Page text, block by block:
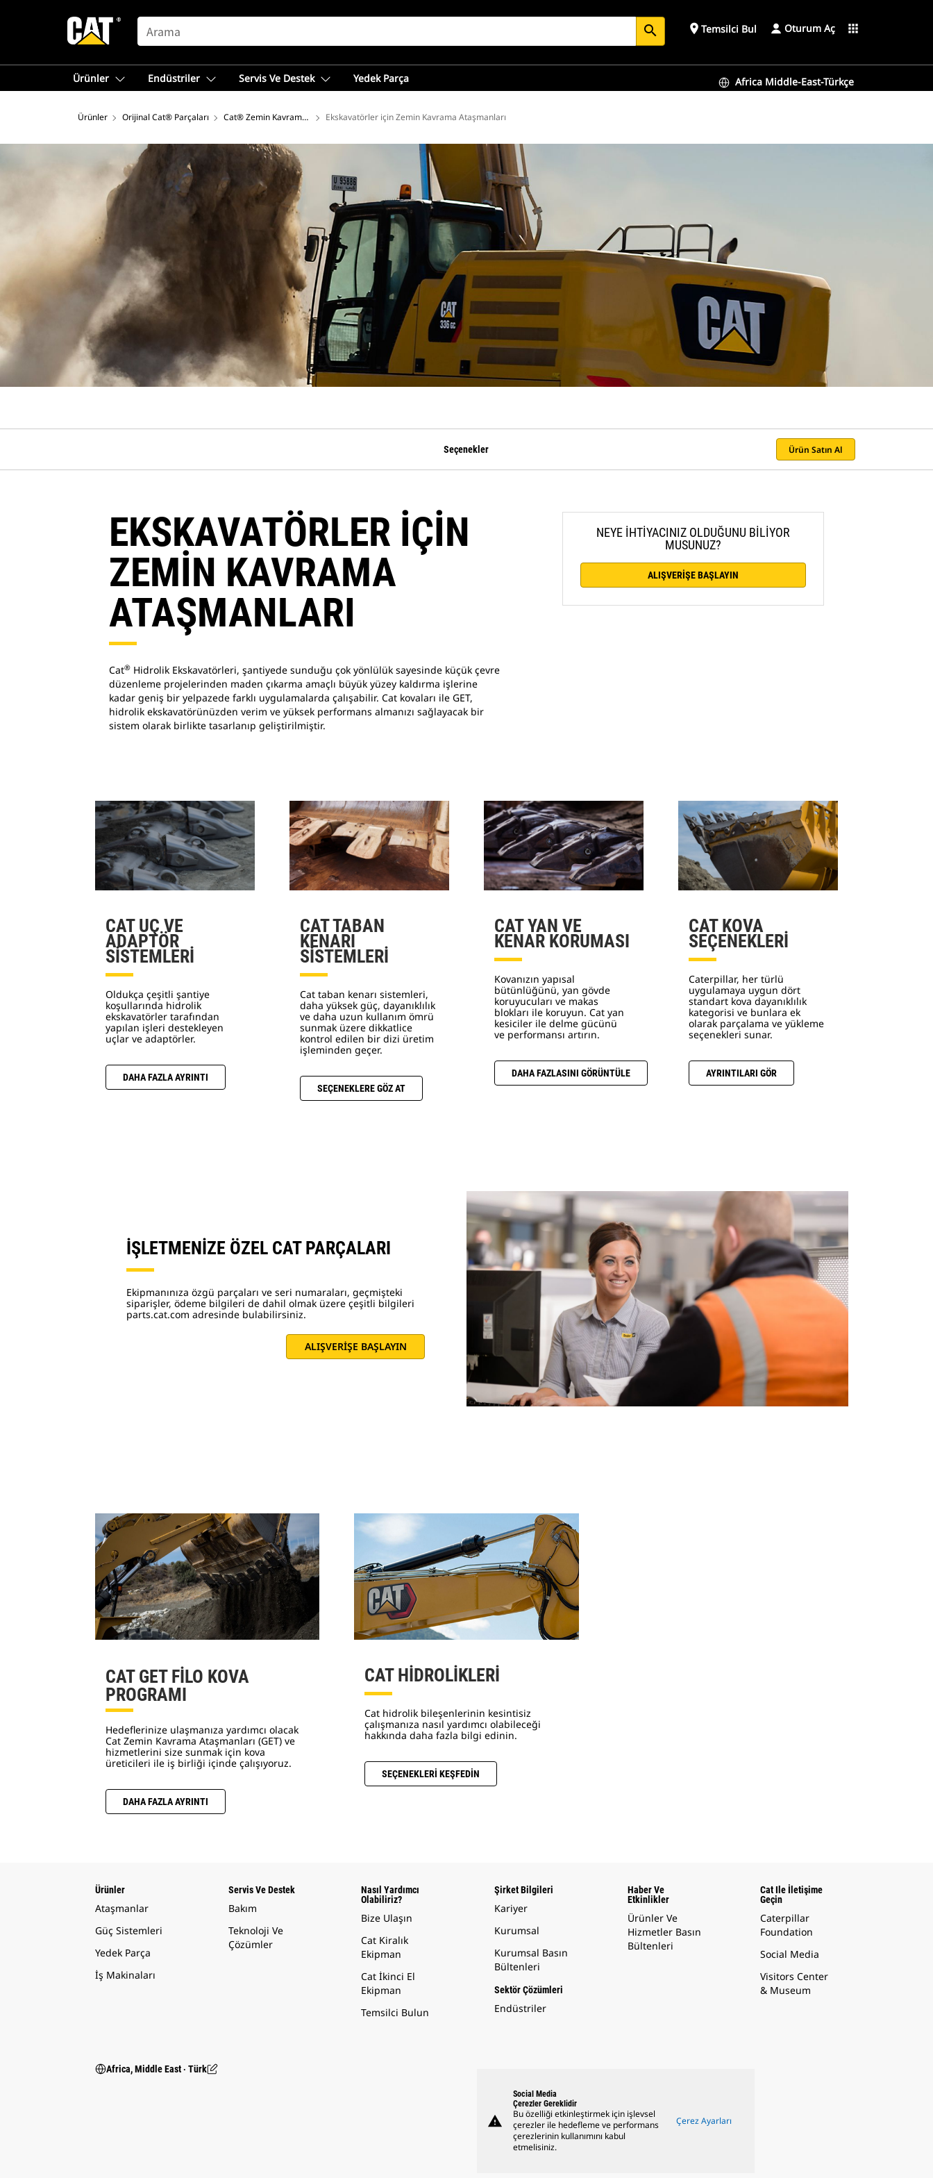
SEARCH search place Temsilci Bul Oturum Aç apps
Ürünler Endüstriler Servis Ve Destek Yedek Parça Africa Middle-East-Türkçe
Ürünler Orijinal Cat® Parçaları Cat® Zemin Kavrama AtaşmanlarıEkskavatörler için Zemin Kavrama Ataşmanları
Seçenekler Ürün Satın Al
EKSKAVATÖRLER İÇİN
ZEMİN KAVRAMA
ATAŞMANLARI
Cat® Hidrolik Ekskavatörleri, şantiyede sunduğu çok yönlülük sayesinde küçük çevre
düzenleme projelerinden maden çıkarma amaçlı büyük yüzey kaldırma işlerine
kadar geniş bir yelpazede farklı uygulamalarda çalışabilir. Cat kovaları ile GET,
hidrolik ekskavatörünüzden verim ve yüksek performans almanızı sağlayacak bir
sistem olarak birlikte tasarlanıp geliştirilmiştir.
NEYE İHTİYACINIZ OLDUĞUNU BİLİYOR
MUSUNUZ?
ALIŞVERİŞE BAŞLAYIN
CAT UÇ VE
ADAPTÖR
SİSTEMLERİ
Oldukça çeşitli şantiye
koşullarında hidrolik
ekskavatörler tarafından
yapılan işleri destekleyen
uçlar ve adaptörler.
DAHA FAZLA AYRINTI
CAT TABAN
KENARI
SİSTEMLERİ
Cat taban kenarı sistemleri,
daha yüksek güç, dayanıklılık
ve daha uzun kullanım ömrü
sunmak üzere dikkatlice
kontrol edilen bir dizi üretim
işleminden geçer.
SEÇENEKLERE GÖZ AT
CAT YAN VE
KENAR KORUMASI
Kovanızın yapısal
bütünlüğünü, yan gövde
koruyucuları ve makas
blokları ile koruyun. Cat yan
kesiciler ile delme gücünü
ve performansı artırın.
DAHA FAZLASINI GÖRÜNTÜLE
CAT KOVA
SEÇENEKLERİ
Caterpillar, her türlü
uygulamaya uygun dört
standart kova dayanıklılık
kategorisi ve bunlara ek
olarak parçalama ve yükleme
seçenekleri sunar.
AYRINTILARI GÖR
İŞLETMENİZE ÖZEL CAT PARÇALARI
Ekipmanınıza özgü parçaları ve seri numaraları, geçmişteki
siparişler, ödeme bilgileri de dahil olmak üzere çeşitli bilgileri
parts.cat.com adresinde bulabilirsiniz.
ALIŞVERİŞE BAŞLAYIN
CAT GET FİLO KOVA
PROGRAMI
Hedeflerinize ulaşmanıza yardımcı olacak
Cat Zemin Kavrama Ataşmanları (GET) ve
hizmetlerini size sunmak için kova
üreticileri ile iş birliği içinde çalışıyoruz.
DAHA FAZLA AYRINTI
CAT HİDROLİKLERİ
Cat hidrolik bileşenlerinin kesintisiz
çalışmanıza nasıl yardımcı olabileceği
hakkında daha fazla bilgi edinin.
SEÇENEKLERİ KEŞFEDİN
Ürünler
Ataşmanlar
Güç Sistemleri
Yedek Parça
İş Makinaları
Servis Ve Destek
Bakım
Teknoloji Ve
Çözümler
Nasıl Yardımcı
Olabiliriz?
Bize Ulaşın
Cat Kiralık
Ekipman
Cat İkinci El
Ekipman
Temsilci Bulun
Şirket Bilgileri
Kariyer
Kurumsal
Kurumsal Basın
Bültenleri
Sektör Çözümleri
Endüstriler
Haber Ve
Etkinlikler
Ürünler Ve
Hizmetler Basın
Bültenleri
Cat Ile İletişime
Geçin
Caterpillar
Foundation
Social Media
Visitors Center
& Museum
Africa, Middle East ‧ Türk
warning
Social Media
Çerezler Gereklidir
Bu özelliği etkinleştirmek için işlevsel
çerezler ile hedefleme ve performans
çerezlerinin kullanımını kabul
etmelisiniz.
Çerez Ayarları